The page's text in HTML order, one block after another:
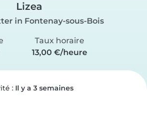
Lizea
in Fontenay-sous-Bois
Taux horaire
13,00 €/heure
: Il y a 3 semaines